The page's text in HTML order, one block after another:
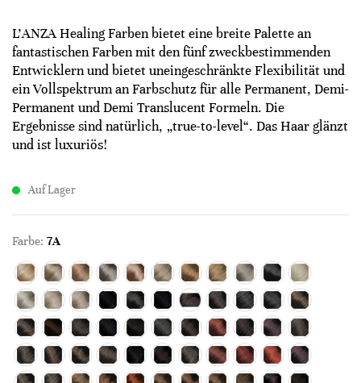
L'ANZA Healing Farben bietet eine breite Palette an
fantastischen Farben mit den fünf zweckbestimmenden
Entwicklern und bietet uneingeschränkte Flexibilität und
ein Vollspektrum an Farbschutz für alle Permanent, Demi-
Permanent und Demi Translucent Formeln. Die
Ergebnisse sind natürlich, „true-to-level“. Das Haar glänzt
und ist luxuriös!
Auf Lager
Farbe: 7A